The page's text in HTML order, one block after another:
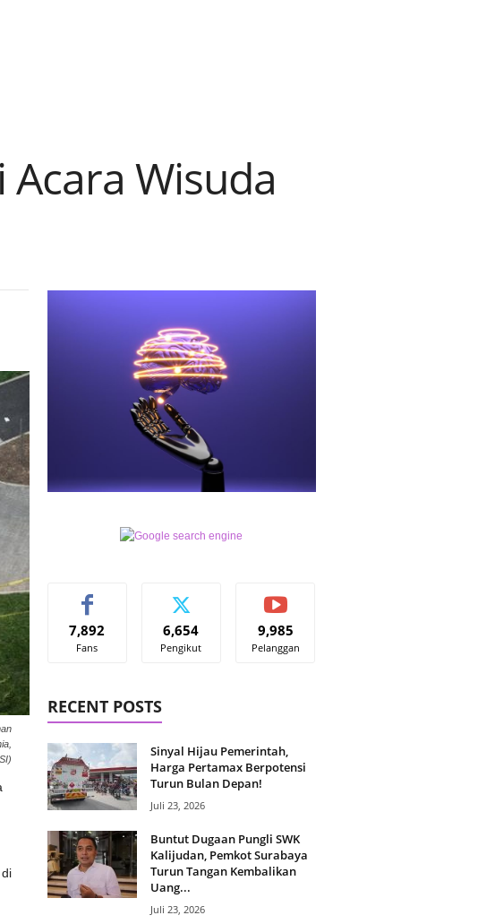
Wisuda
7,892
Fans
6,654
Pengikut
9,985
Pelanggan
RECENT POSTS
Sinyal Hijau Pemerintah,
Harga Pertamax Berpotensi
Turun Bulan Depan!
Juli 23, 2026
Buntut Dugaan Pungli SWK
Kalijudan, Pemkot Surabaya
Turun Tangan Kembalikan
Uang...
Juli 23, 2026